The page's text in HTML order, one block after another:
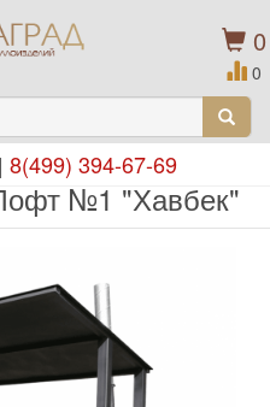
0
0
8(499) 394-67-69
№1 "Хавбек"